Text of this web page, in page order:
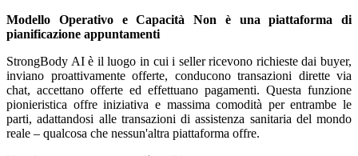
Modello Operativo e Capacità
Non è una piattaforma di
pianificazione appuntamenti
StrongBody AI è il luogo in cui i seller ricevono richieste dai buyer,
inviano proattivamente offerte, conducono transazioni dirette via
chat, accettano offerte ed effettuano pagamenti. Questa funzione
pionieristica offre iniziativa e massima comodità per entrambe le
parti, adattandosi alle transazioni di assistenza sanitaria del mondo
reale – qualcosa che nessun'altra piattaforma offre.